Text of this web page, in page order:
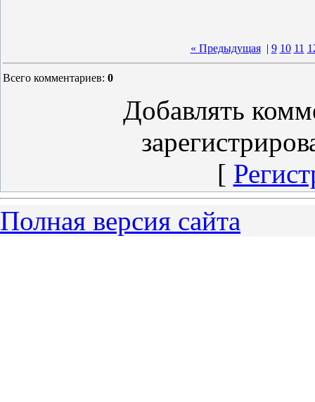
« Предыдущая| 9 10 11
Всего комментариев: 0
Добавлять
[
Полная версия сайта